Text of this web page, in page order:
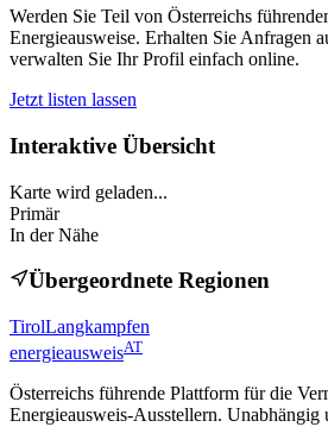
Werden Sie Teil von Österreichs
Energieausweise. Erhalten Sie Anfragen
verwalten Sie Ihr Profil einfach online.
Jetzt listen lassen
Interaktive Übersicht
Karte wird geladen...
Primär
In der Nähe
Übergeordnete Regionen
TirolLangkampfen
energieausweisAT
Österreichs führende Plattform für die
Energieausweis-Ausstellern. Unabhängig